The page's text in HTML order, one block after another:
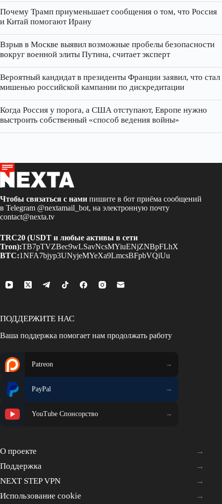
Почему Трамп приуменьшает сообщения о том, что Россия
и Китай помогают Ирану
Взрыв в Москве выявил возможные пробелы безопасности
вокруг военной элиты Путина, считает эксперт
Вероятный кандидат в президенты Франции заявил, что стал
мишенью российской кампании по дискредитации
Когда Россия у порога, а США отступают, Европе нужно
выстроить собственный «способ ведения войны»
Чтобы связаться с нами пишите в бот приёма сообщений
в Telegram @nextamail_bot, на электронную почту
contact@nexta.tv
TRC20 (USDT и любые активы в сети
Tron):TB7pTVZBec9wLSavNcsMYiuENjZNBpFLhX
BTC:1NFA7bjyp3UNyjeMYeXa9LmcsBFpbVQiUu
ПОДДЕРЖИТЕ НАС
Ваша поддержка помогает нам продолжать работу
Patreon
PayPal
YouTube Спонсорство
О проекте
Поддержка
NEXT STEP VPN
Использование cookie